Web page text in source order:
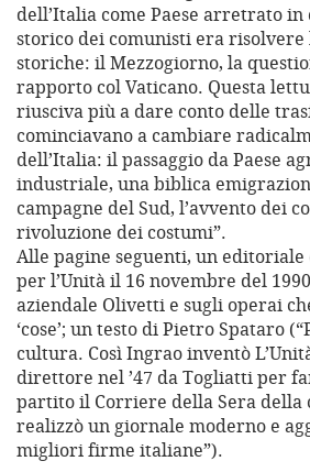
dell’Italia come Paese arretrato
storico dei comunisti era risolvere
storiche: il Mezzogiorno, la
rapporto col Vaticano. Questa
riusciva più a dare conto delle
cominciavano a cambiare
dell’Italia: il passaggio da Paese
industriale, una biblica
campagne del Sud, l’avvento dei
rivoluzione dei costumi”.
Alle pagine seguenti, un editoriale
per l’Unità il 16 novembre del
aziendale Olivetti e sugli operai
‘cose’; un testo di Pietro Spataro
cultura. Così Ingrao inventò
direttore nel ’47 da Togliatti per
partito il Corriere della Sera della
realizzò un giornale moderno e
migliori firme italiane”).